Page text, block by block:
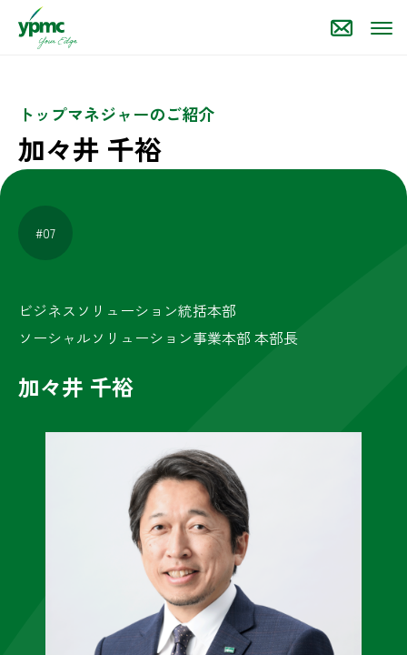
トップマネジャーのご紹介
加々井 千裕
#07
ビジネスソリューション統括本部
ソーシャルソリューション事業本部 本部長
加々井 千裕